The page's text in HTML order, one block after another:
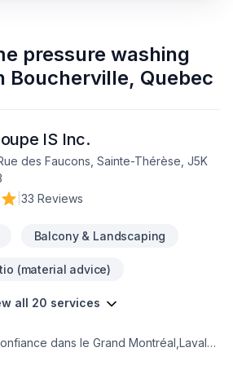
pressure washing
Boucherville, Quebec
IS Inc.
des Faucons, Sainte-Thérèse, J5K
33 Reviews
Balcony & Landscaping
(material advice)
all 20 services
dans le Grand Montréal,Laval